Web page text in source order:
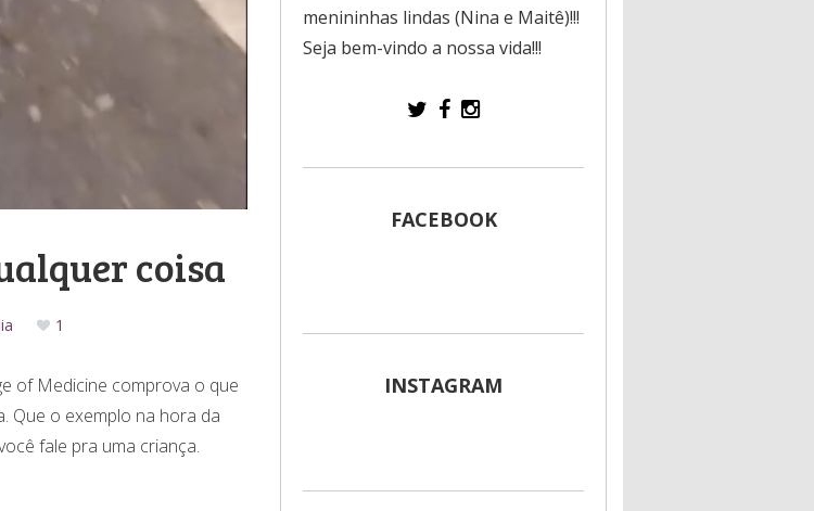
coisa
1
of Medicine comprova o que
Que o exemplo na hora da
fale pra uma criança.
menininhas lindas (Nina e Maitê)!!!
Seja bem-vindo a nossa vida!!!
FACEBOOK
INSTAGRAM